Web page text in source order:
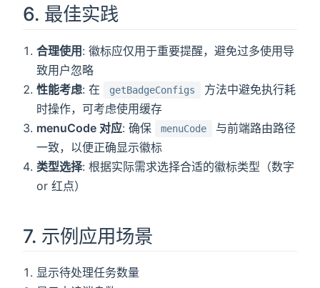
6. 最佳实践
合理使用: 徽标应仅用于重要提醒，避免过多使用导
致用户忽略
性能考虑: 在 getBadgeConfigs
方法中避免执行耗
时操作，可考虑使用缓存
menuCode 对应: 确保 menuCode
与前端路由路径
一致，以便正确显示徽标
类型选择: 根据实际需求选择合适的徽标类型（数字
or 红点）
7. 示例应用场景
显示待处理任务数量